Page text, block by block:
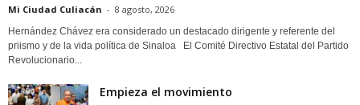
Mi Ciudad Culiacán - 8 agosto, 2026
Hernández Chávez era considerado un destacado dirigente y referente del
priismo y de la vida política de Sinaloa El Comité Directivo Estatal del Partido
Revolucionario...
Empieza el movimiento